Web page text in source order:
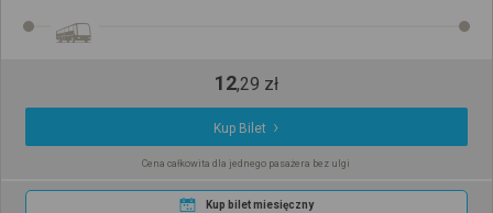
12,29 zł
Kup Bilet
Cena całkowita dla jednego pasażera bez ulgi
Kup bilet miesięczny